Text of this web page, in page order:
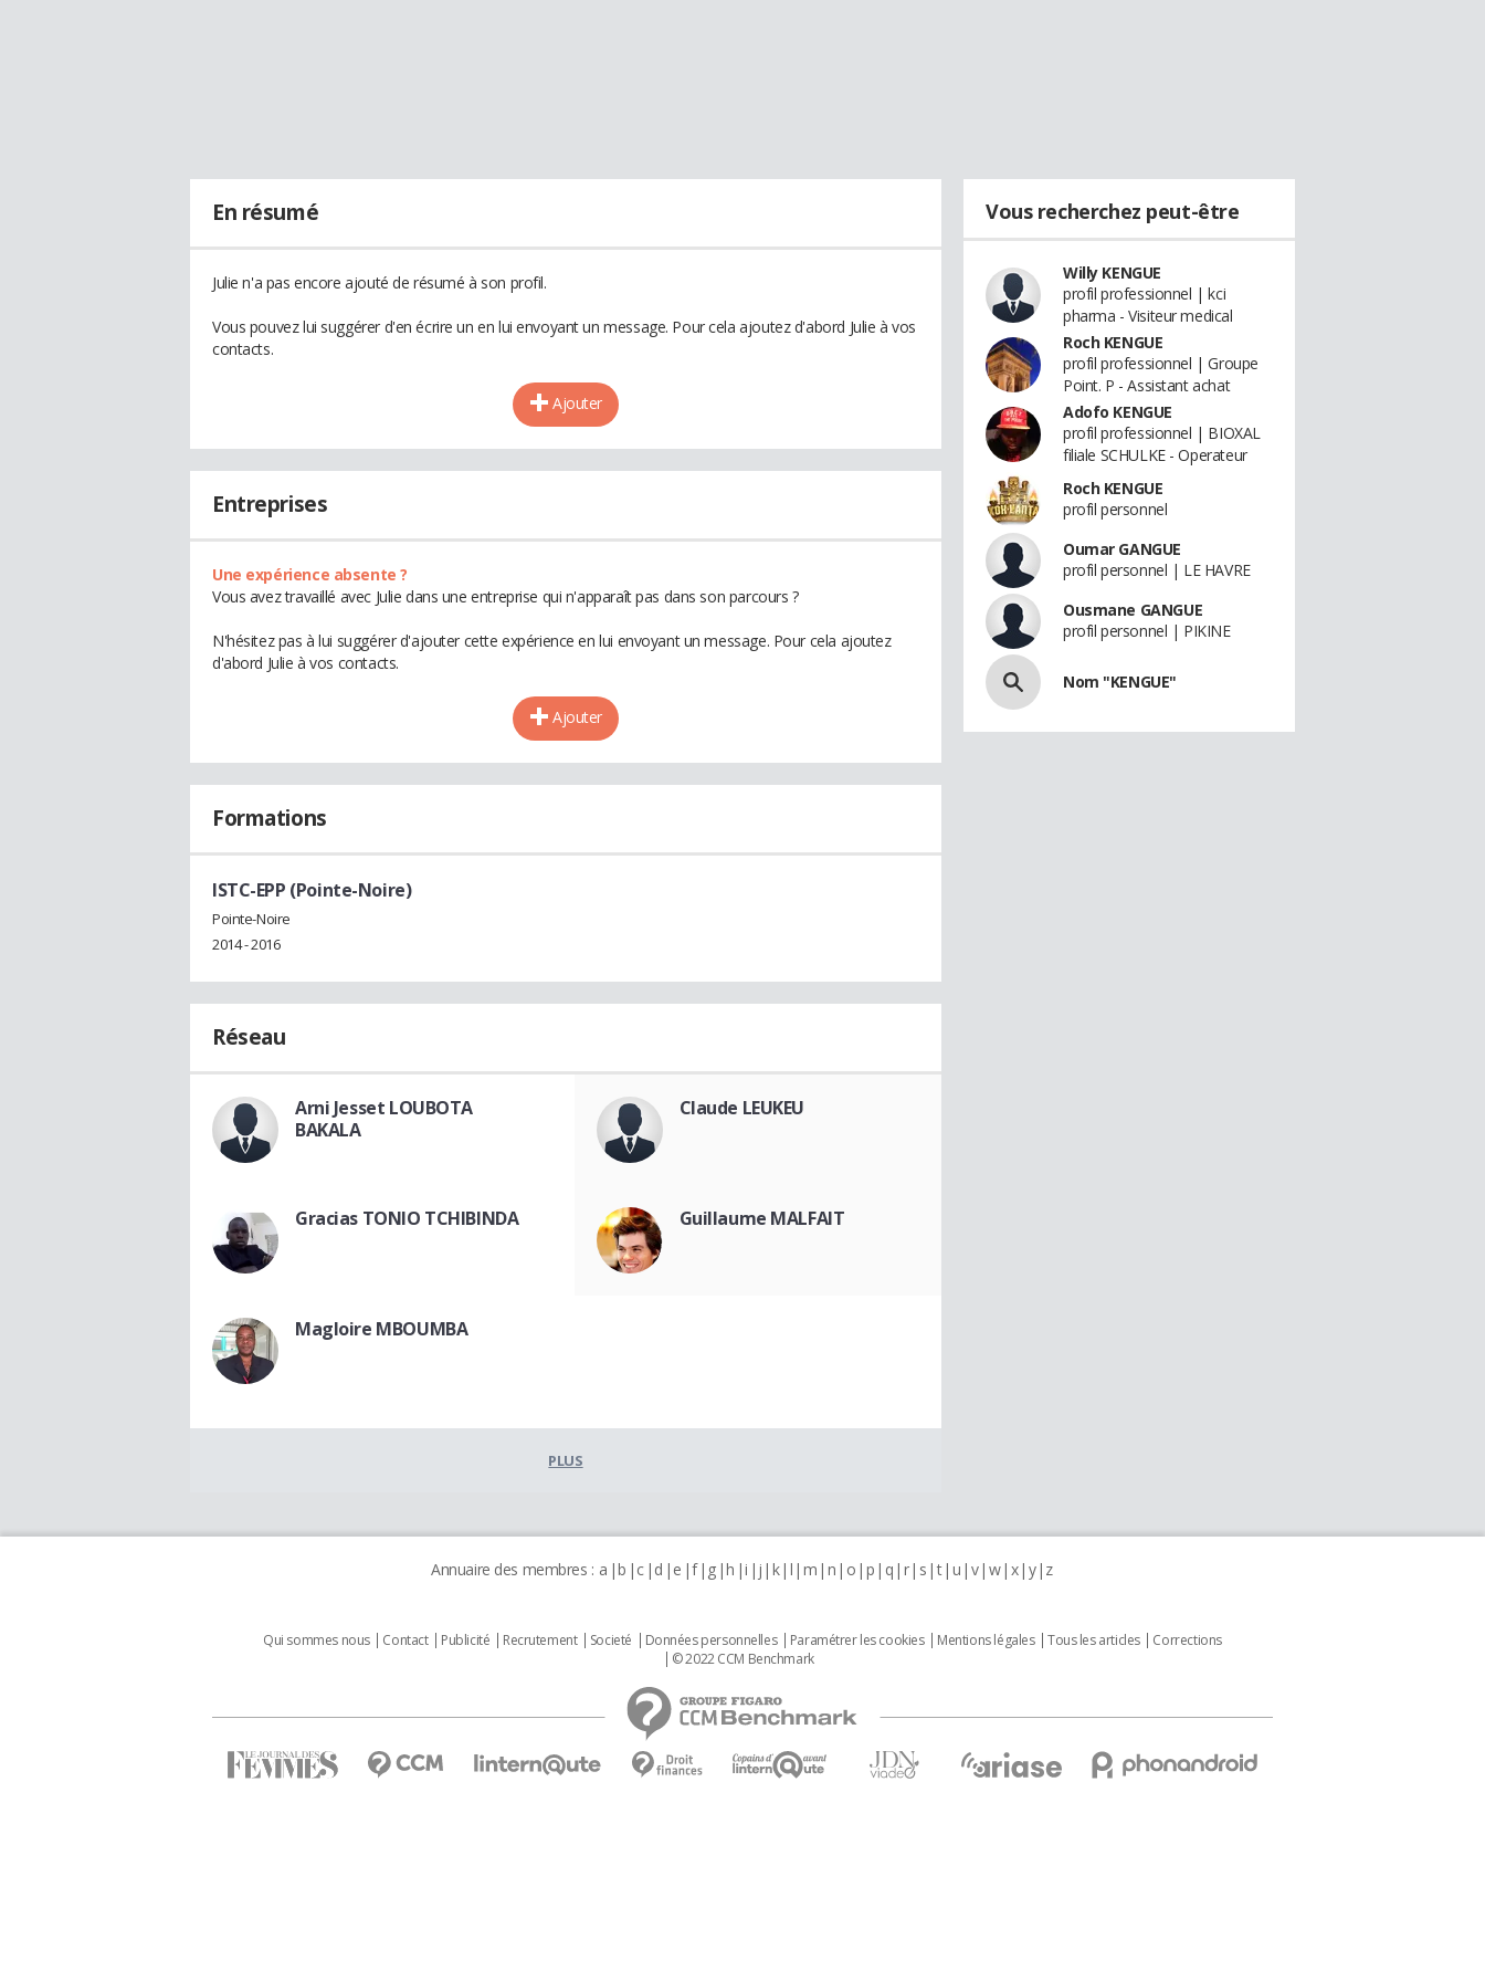
En résumé
Julie n'a pas encore ajouté de résumé à son profil.
Vous pouvez lui suggérer d'en écrire un en lui envoyant un message. Pour cela ajoutez d'abord Julie à vos
contacts.
Ajouter
Entreprises
Une expérience absente ?
Vous avez travaillé avec Julie dans une entreprise qui n'apparaît pas dans son parcours ?
N'hésitez pas à lui suggérer d'ajouter cette expérience en lui envoyant un message. Pour cela ajoutez
d'abord Julie à vos contacts.
Ajouter
Formations
ISTC-EPP (Pointe-Noire)
Pointe-Noire
2014 - 2016
Réseau
Arni Jesset LOUBOTA
BAKALA
Claude LEUKEU
Gracias TONIO TCHIBINDA Guillaume MALFAIT
Magloire MBOUMBA
PLUS
Vous recherchez peut-être
Willy KENGUE
profil professionnel | kci
pharma - Visiteur medical
Roch KENGUE
profil professionnel | Groupe
Point. P - Assistant achat
Adofo KENGUE
profil professionnel | BIOXAL
filiale SCHULKE - Operateur
Roch KENGUE
profil personnel
Oumar GANGUE
profil personnel | LE HAVRE
Ousmane GANGUE
profil personnel | PIKINE
Nom "KENGUE"
Annuaire des membres : a b c d e f g h i j k l m n o p q r s t u v w x y z
Qui sommes nous Contact Publicité Recrutement Societé Données personnelles Paramétrer les cookies Mentions légales Tous les articles
Corrections
© 2022 CCM Benchmark